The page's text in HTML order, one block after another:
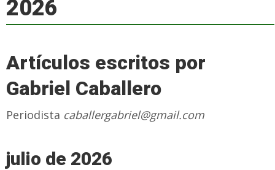
2026
Artículos escritos por
Gabriel Caballero
Periodista caballergabriel@gmail.com
julio de 2026